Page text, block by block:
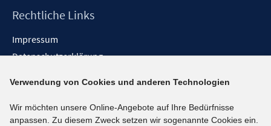
Rechtliche Links
Impressum
Datenschutzerklärung
Barrieren melden
Social-Media-Kanäle
Verwendung von Cookies und anderen Technologien
Wir möchten unsere Online-Angebote auf Ihre Bedürfnisse
anpassen. Zu diesem Zweck setzen wir sogenannte Cookies ein.